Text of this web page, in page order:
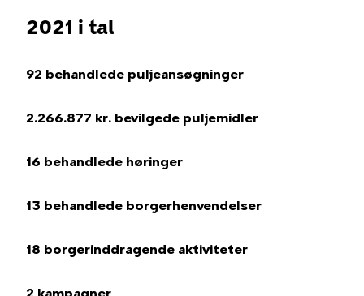
2021 i tal
92 behandlede puljeansøgninger
2.266.877 kr. bevilgede puljemidler
16 behandlede høringer
13 behandlede borgerhenvendelser
18 borgerinddragende aktiviteter